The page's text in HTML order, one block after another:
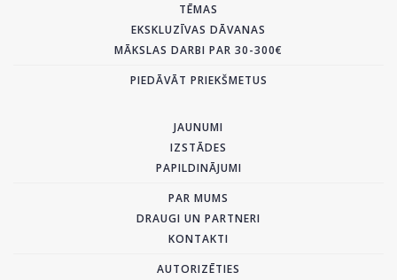
TĒMAS
EKSKLUZĪVAS DĀVANAS
MĀKSLAS DARBI PAR 30-300€
PIEDĀVĀT PRIEKŠMETUS
JAUNUMI
IZSTĀDES
PAPILDINĀJUMI
PAR MUMS
DRAUGI UN PARTNERI
KONTAKTI
AUTORIZĒTIES